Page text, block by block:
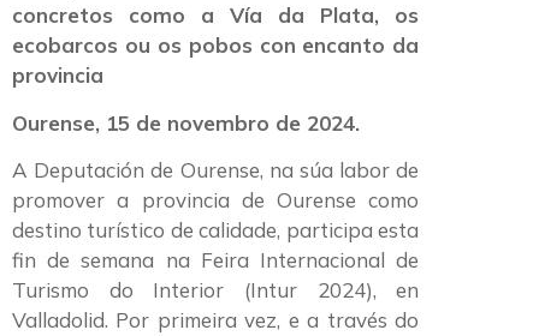
concretos como a Vía da Plata, os
ecobarcos ou os pobos con encanto da
provincia
Ourense, 15 de novembro de 2024.
A Deputación de Ourense, na súa labor de
promover a provincia de Ourense como
destino turístico de calidade, participa esta
fin de semana na Feira Internacional de
Turismo do Interior (Intur 2024), en
Valladolid. Por primeira vez, e a través do